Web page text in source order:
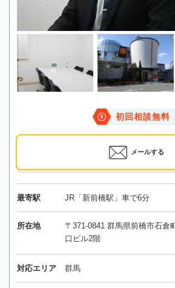
初回相談無料
メールする
最寄駅 JR「新前橋駅」車で6分
所在地
〒371-0841 群馬県前橋市石倉
口ビル2階
対応エリア 群馬